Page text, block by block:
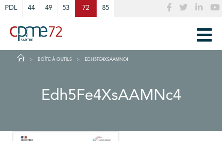
PDL 44 49 53 72 85
BOÎTE À OUTILS EDH5FE4XSAAMNC4
Edh5Fe4XsAAMNc4
Cookies management panel